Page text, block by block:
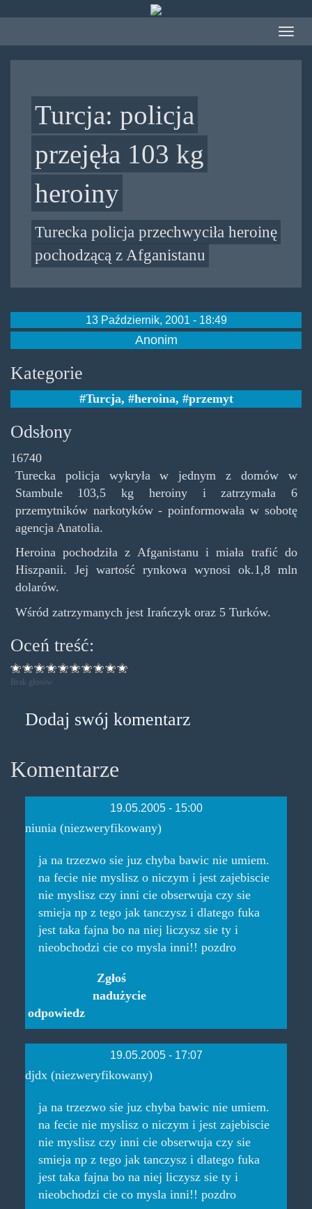
treści
Toggle
Turcja: policja
przejęła 103 kg
heroiny
Turecka policja przechwyciła heroinę
pochodzącą z Afganistanu
13 Październik, 2001 - 18:49
Anonim
Kategorie
Turcja, heroina, przemyt
Odsłony
16740
Turecka policja wykryła w jednym z domów w
Stambule 103,5 kg heroiny i zatrzymała 6
przemytników narkotyków - poinformowała w sobotę
agencja Anatolia.
Heroina pochodziła z Afganistanu i miała trafić do
Hiszpanii. Jej wartość rynkowa wynosi ok.1,8 mln
dolarów.
Wśród zatrzymanych jest Irańczyk oraz 5 Turków.
Oceń treść:
Brak głosów
Dodaj swój komentarz
Komentarze
19.05.2005 - 15:00
niunia (niezweryfikowany)
ja na trzezwo sie juz chyba bawic nie umiem.
na fecie nie myslisz o niczym i jest zajebiscie
nie myslisz czy inni cie obserwuja czy sie
smieja np z tego jak tanczysz i dlatego fuka
jest taka fajna bo na niej liczysz sie ty i
nieobchodzi cie co mysla inni!! pozdro
odpowiedz
Zgłoś
nadużycie
19.05.2005 - 17:07
djdx (niezweryfikowany)
ja na trzezwo sie juz chyba bawic nie umiem.
na fecie nie myslisz o niczym i jest zajebiscie
nie myslisz czy inni cie obserwuja czy sie
smieja np z tego jak tanczysz i dlatego fuka
jest taka fajna bo na niej liczysz sie ty i
nieobchodzi cie co mysla inni!! pozdro